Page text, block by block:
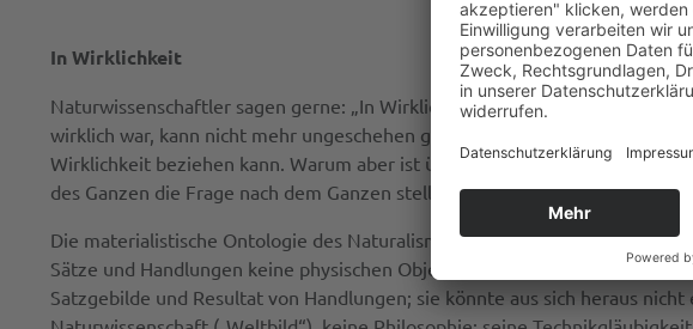
In Wirklichkeit
Naturwissenschaftler sagen gerne: „In Wirklichkeit verhält es sich so und
wirklich war, kann nicht mehr ungeschehen gemacht werden. Wirklichkeit
Wirklichkeit beziehen kann. Warum aber ist überhaupt irgendetwas und
des Ganzen die Frage nach dem Ganzen stellen können?
Die materialistische Ontologie des Naturalismus (Physikalismus) erlaubt
Sätze und Handlungen keine physischen Objekte sind; denn kein
Satzgebilde und Resultat von Handlungen; sie könnte aus sich heraus